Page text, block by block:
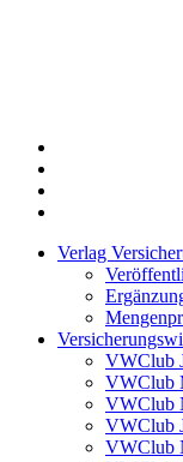
Verlag
VWClub
VWClub
VWClub
VWClub
VWClub